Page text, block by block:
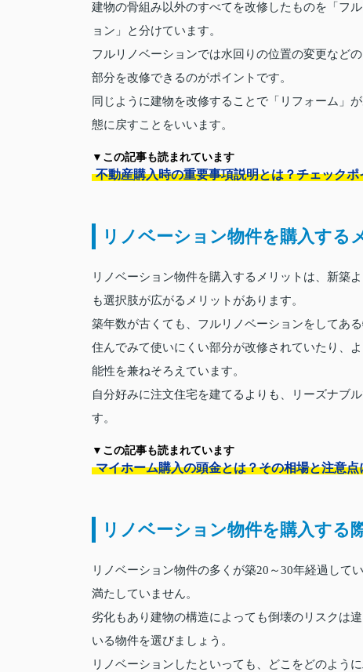
建物の骨組み以外のすべてを改修したものを「フ
ョン」と分けています。
フルリノベーションでは水回りの位置の変更など
部分を改修できるのがポイントです。
同じように建物を改修することで「リフォーム」
態に戻すことをいいます。
▼この記事も読まれています
不動産購入時の重要事項説明とは？チェック
リノベーション物件を購入する
リノベーション物件を購入するメリットは、新築
も選択肢が広がるメリットがあります。
築年数が古くても、フルリノベーションをしてあ
住んでみて使いにくい部分が改修されていたり、
能性を兼ねそろえています。
自分好みに注文住宅を建てるよりも、リーズナブ
す。
▼この記事も読まれています
マイホーム購入の頭金とは？その相場と注意
リノベーション物件を購入する
リノベーション物件の多くが築20～30年経過して
満たしていません。
劣化もあり建物の構造によっても倒壊のリスクは
いる物件を選びましょう。
リノベーションしたといっても、どこをどのよう